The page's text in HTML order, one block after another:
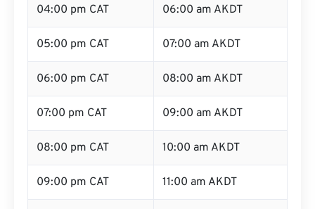
04:00 pm CAT 06:00 am AKDT
05:00 pm CAT 07:00 am AKDT
06:00 pm CAT 08:00 am AKDT
07:00 pm CAT 09:00 am AKDT
08:00 pm CAT 10:00 am AKDT
09:00 pm CAT 11:00 am AKDT